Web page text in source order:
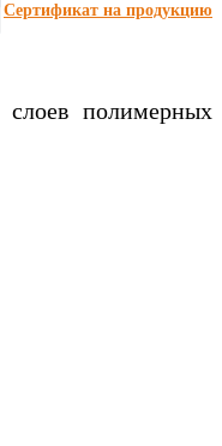
Сертификат на продукцию
полимерных